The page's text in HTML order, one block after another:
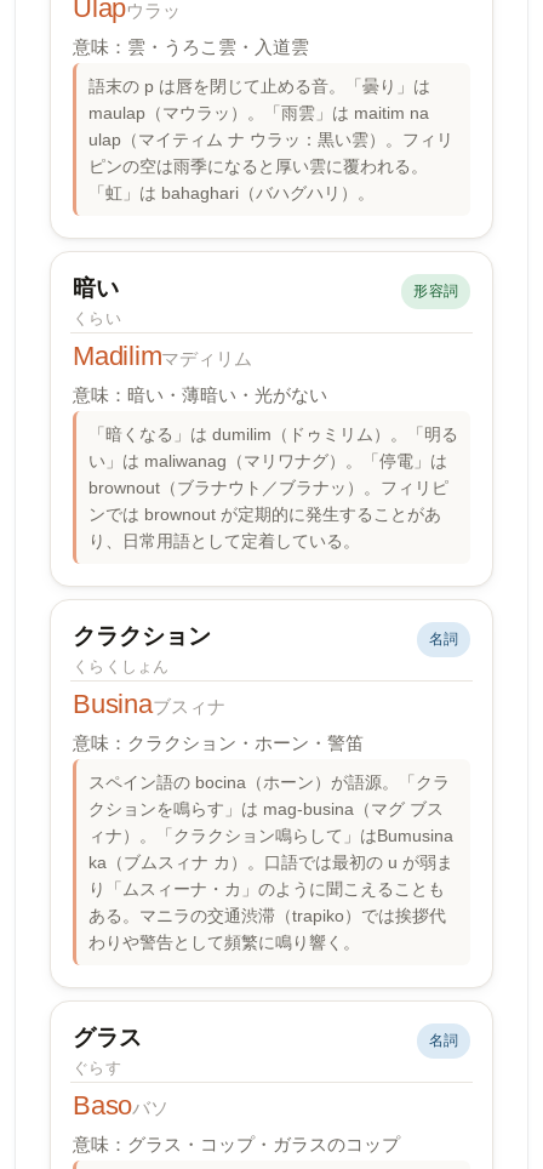
Ulapウラッ
意味：雲・うろこ雲・入道雲
語末の p は唇を閉じて止める音。「曇り」は
maulap（マウラッ）。「雨雲」は maitim na
ulap（マイティム ナ ウラッ：黒い雲）。フィリ
ピンの空は雨季になると厚い雲に覆われる。
「虹」は bahaghari（バハグハリ）。
暗い
くらい
形容詞
Madilimマディリム
意味：暗い・薄暗い・光がない
「暗くなる」は dumilim（ドゥミリム）。「明る
い」は maliwanag（マリワナグ）。「停電」は
brownout（ブラナウト／ブラナッ）。フィリピ
ンでは brownout が定期的に発生することがあ
り、日常用語として定着している。
クラクション
くらくしょん
名詞
Businaブスィナ
意味：クラクション・ホーン・警笛
スペイン語の bocina（ホーン）が語源。「クラ
クションを鳴らす」は mag-busina（マグ ブス
ィナ）。「クラクション鳴らして」はBumusina
ka（ブムスィナ カ）。口語では最初の u が弱ま
り「ムスィーナ・カ」のように聞こえることも
ある。マニラの交通渋滞（trapiko）では挨拶代
わりや警告として頻繁に鳴り響く。
グラス
ぐらす
名詞
Basoバソ
意味：グラス・コップ・ガラスのコップ